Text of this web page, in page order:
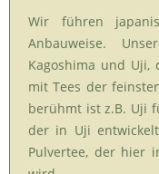
Wir führen
Anbauweise.
Kagoshima und Uji,
mit Tees der
berühmt ist z.B. Uji
der in Uji
Pulvertee, der hier